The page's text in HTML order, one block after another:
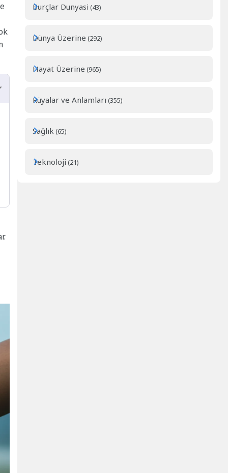
Burçlar Dunyasi (43)
Dünya Üzerine (292)
Hayat Üzerine (965)
Rüyalar ve Anlamları (355)
Sağlık (65)
Teknoloji (21)